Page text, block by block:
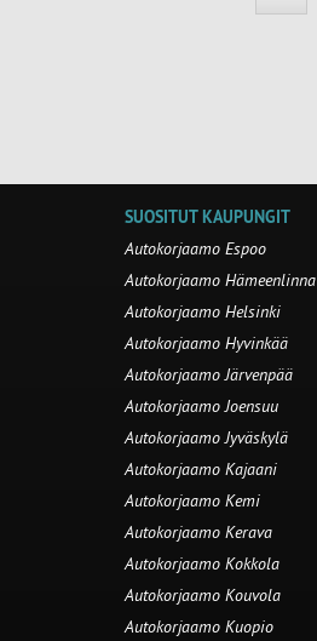
SUOSITUT KAUPUNGIT
Autokorjaamo Espoo
Autokorjaamo Hämeenlinna
Autokorjaamo Helsinki
Autokorjaamo Hyvinkää
Autokorjaamo Järvenpää
Autokorjaamo Joensuu
Autokorjaamo Jyväskylä
Autokorjaamo Kajaani
Autokorjaamo Kemi
Autokorjaamo Kerava
Autokorjaamo Kokkola
Autokorjaamo Kouvola
Autokorjaamo Kuopio